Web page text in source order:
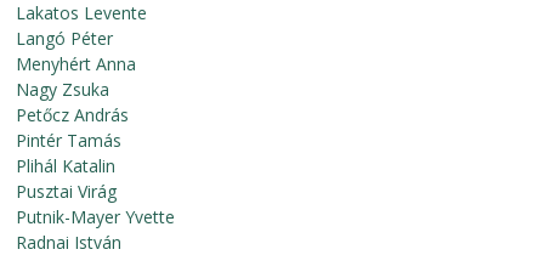
Lakatos Levente
Langó Péter
Menyhért Anna
Nagy Zsuka
Petőcz András
Pintér Tamás
Plihál Katalin
Pusztai Virág
Putnik-Mayer Yvette
Radnai István